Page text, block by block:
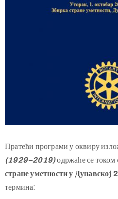
Пратећи програми у оквиру
(1929–2019)одржаће се током
стране уметности у
термина: